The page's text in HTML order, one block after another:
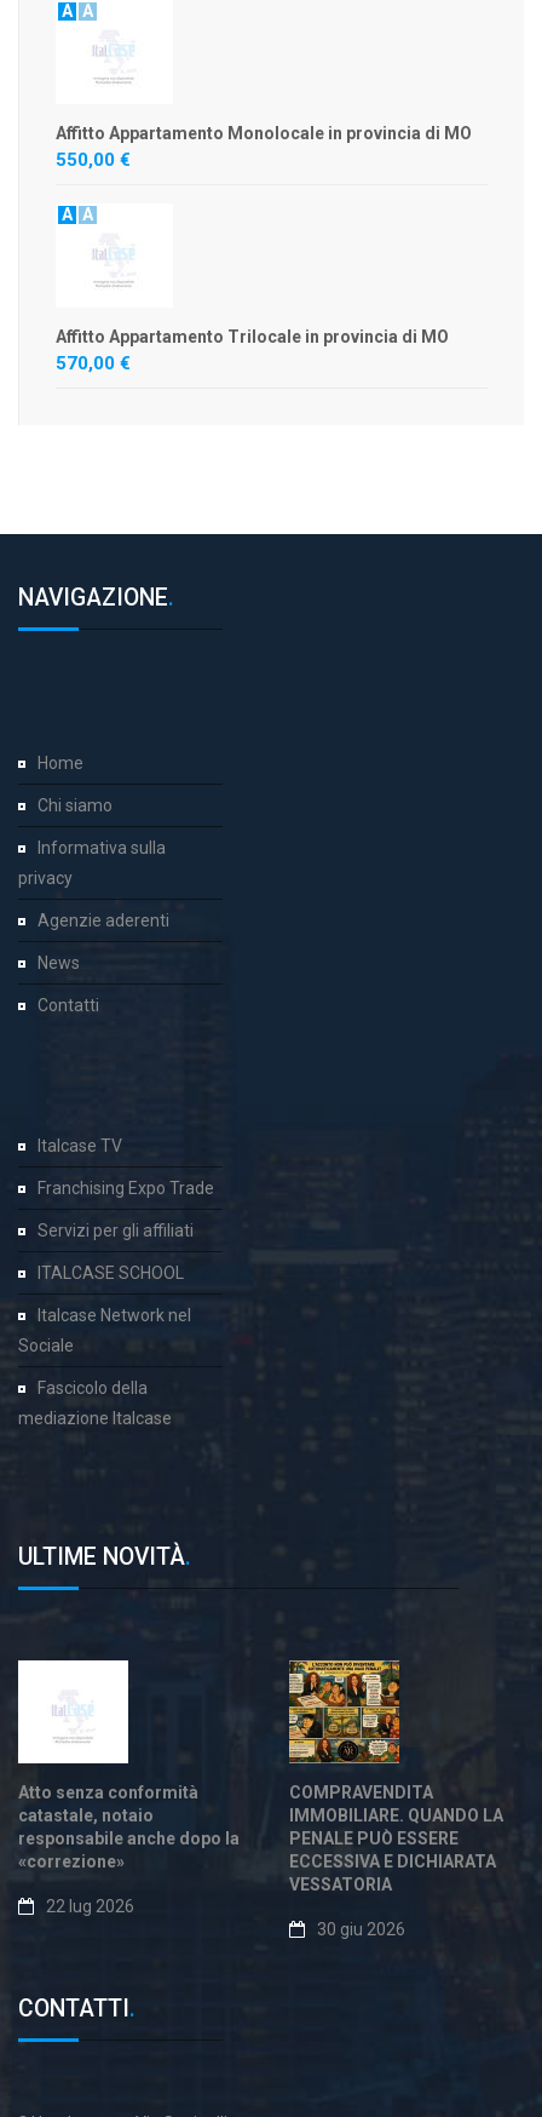
A A
Affitto Appartamento Monolocale in provincia di MO
550,00 €
A A
Affitto Appartamento Trilocale in provincia di MO
570,00 €
NAVIGAZIONE.
Home
Chi siamo
Informativa sulla
privacy
Agenzie aderenti
News
Contatti
Italcase TV
Franchising Expo Trade
Servizi per gli affiliati
ITALCASE SCHOOL
Italcase Network nel
Sociale
Fascicolo della
mediazione Italcase
ULTIME NOVITÀ.
Atto senza conformità
catastale, notaio
responsabile anche dopo la
«correzione»
22 lug 2026
COMPRAVENDITA
IMMOBILIARE. QUANDO LA
PENALE PUÒ ESSERE
ECCESSIVA E DICHIARATA
VESSATORIA
30 giu 2026
CONTATTI .